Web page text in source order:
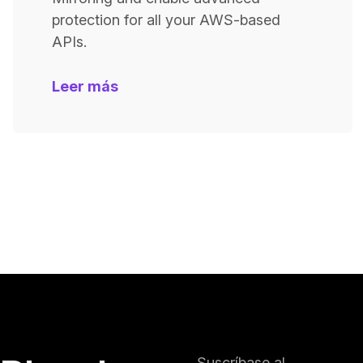
protection for all your AWS-based
APIs.
Leer más